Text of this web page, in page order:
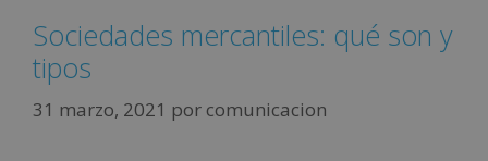
Sociedades mercantiles: qué son y
tipos
31 marzo, 2021 por comunicacion